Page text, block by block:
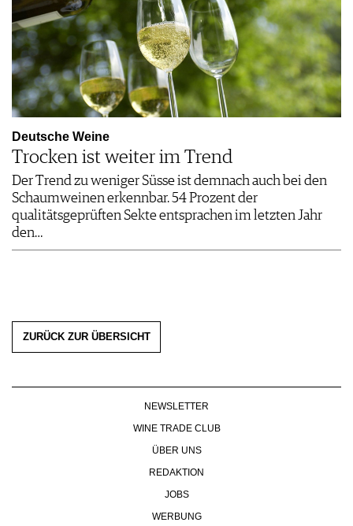
Deutsche Weine
Trocken ist weiter im Trend
Der Trend zu weniger Süsse ist demnach auch bei den
Schaumweinen erkennbar. 54 Prozent der
qualitätsgeprüften Sekte entsprachen im letzten Jahr
den…
ZURÜCK ZUR ÜBERSICHT
NEWSLETTER
WINE TRADE CLUB
ÜBER UNS
REDAKTION
JOBS
WERBUNG